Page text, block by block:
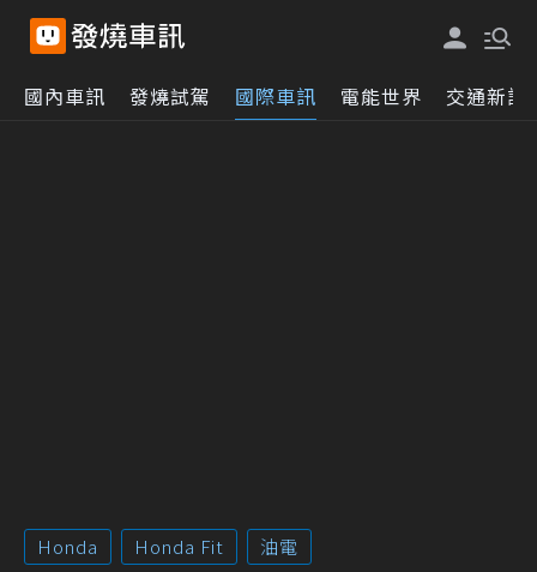
國內車訊 發燒試駕 國際車訊 電能世界 交通新訊
Honda Honda Fit 油電